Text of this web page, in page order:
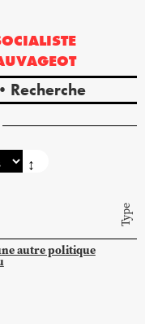
Recherche
↕
Type
autre politique